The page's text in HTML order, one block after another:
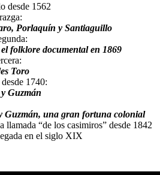
desde 1562
Porlaquín y Santiaguillo
folklore documental en 1869
Toro
1740:
Guzmán
Guzmán, una gran fortuna colonial
llamada “de los casimiros” desde 1842
en el siglo XIX